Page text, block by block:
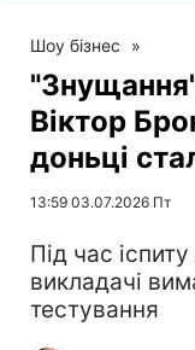
Шоу бізнес »
Віктор
доньці
13:59 03.07.2026 Пт
Під час
викладачі
тестування